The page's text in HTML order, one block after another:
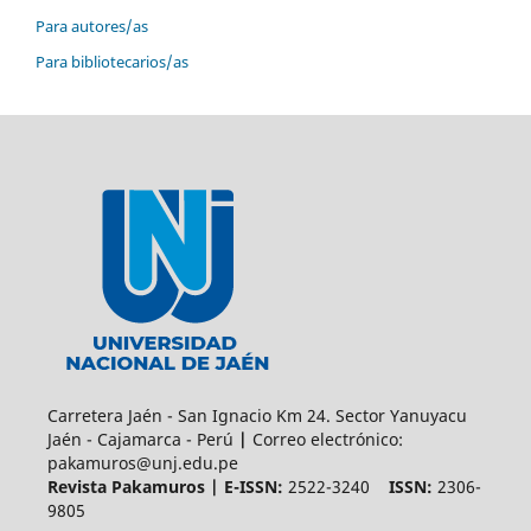
Para autores/as
Para bibliotecarios/as
Carretera Jaén - San Ignacio Km 24. Sector Yanuyacu
Jaén - Cajamarca - Perú | Correo electrónico:
pakamuros@unj.edu.pe
Revista Pakamuros | E-ISSN: 2522-3240 ISSN: 2306-
9805